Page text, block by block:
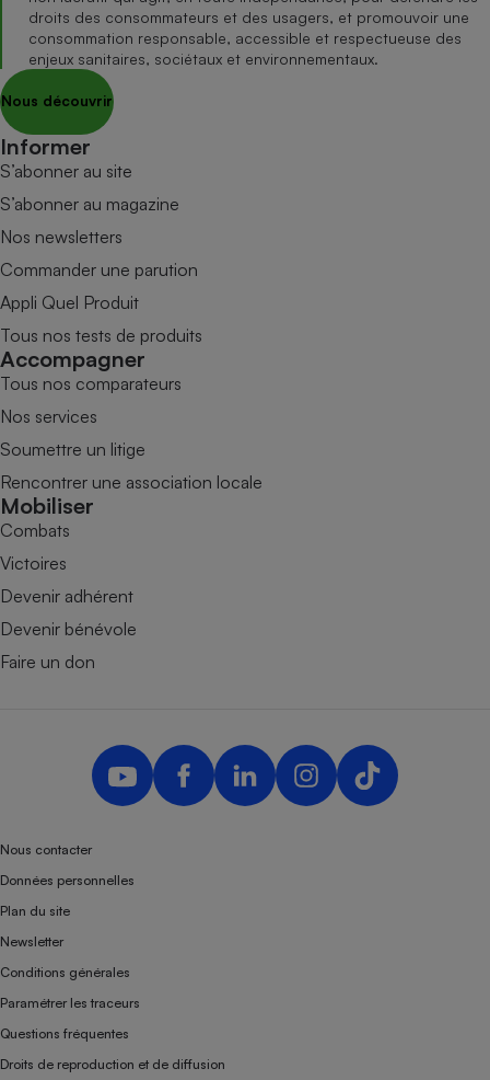
droits des consommateurs et des usagers, et promouvoir une
consommation responsable, accessible et respectueuse des
enjeux sanitaires, sociétaux et environnementaux.
Nous découvrir
Informer
S’abonner au site
S’abonner au magazine
Nos newsletters
Commander une parution
Appli Quel Produit
Tous nos tests de produits
Accompagner
Tous nos comparateurs
Nos services
Soumettre un litige
Rencontrer une association locale
Mobiliser
Combats
Victoires
Devenir adhérent
Devenir bénévole
Faire un don
Nous contacter
Données personnelles
Plan du site
Newsletter
Conditions générales
Paramétrer les traceurs
Questions fréquentes
Droits de reproduction et de diffusion